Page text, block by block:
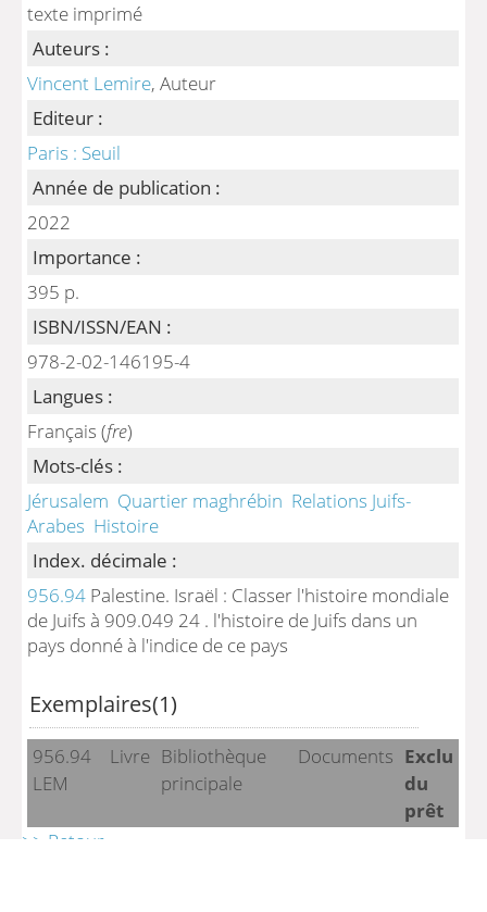
texte imprimé
Auteurs :
Vincent Lemire, Auteur
Editeur :
Paris : Seuil
Année de publication :
2022
Importance :
395 p.
ISBN/ISSN/EAN :
978-2-02-146195-4
Langues :
Français (fre)
Mots-clés :
Jérusalem Quartier maghrébin Relations Juifs-
Arabes Histoire
Index. décimale :
956.94 Palestine. Israël : Classer l'histoire mondiale
de Juifs à 909.049 24 . l'histoire de Juifs dans un
pays donné à l'indice de ce pays
Exemplaires(1)
956.94
LEM
Livre Bibliothèque
principale
Documents Exclu
du
prêt
>> Retour